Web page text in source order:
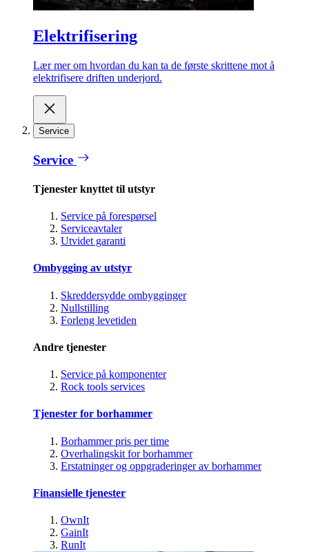
Elektrifisering
Lær mer om hvordan du kan ta de første skrittene mot å
elektrifisere driften underjord.
Service
Service
Tjenester knyttet til utstyr
Service på forespørsel
Serviceavtaler
Utvidet garanti
Ombygging av utstyr
Skreddersydde ombygginger
Nullstilling
Forleng levetiden
Andre tjenester
Service på komponenter
Rock tools services
Tjenester for borhammer
Borhammer pris per time
Overhalingskit for borhammer
Erstatninger og oppgraderinger av borhammer
Finansielle tjenester
OwnIt
GainIt
RunIt